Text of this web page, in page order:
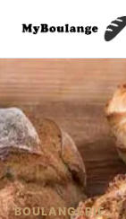
BOULANGERIE